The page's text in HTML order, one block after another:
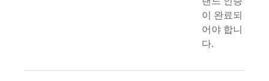
이 완료되
어야 합니
다.